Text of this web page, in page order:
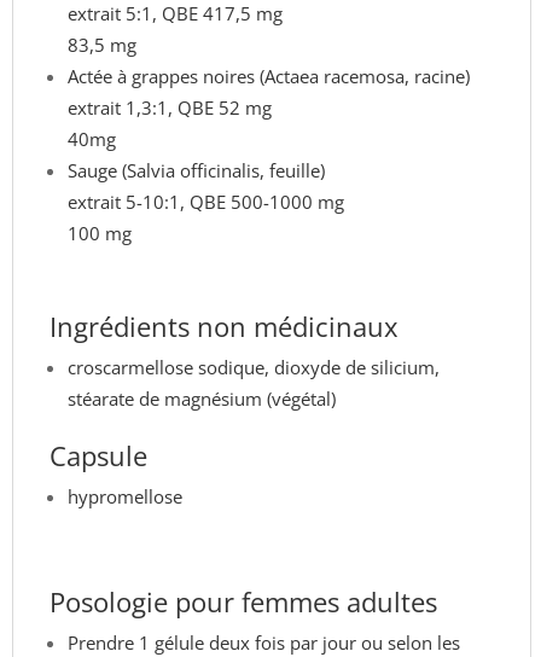
extrait 5:1, QBE 417,5 mg
83,5 mg
Actée à grappes noires (Actaea racemosa, racine)
extrait 1,3:1, QBE 52 mg
40mg
Sauge (Salvia officinalis, feuille)
extrait 5-10:1, QBE 500-1000 mg
100 mg
Ingrédients non médicinaux
croscarmellose sodique, dioxyde de silicium,
stéarate de magnésium (végétal)
Capsule
hypromellose
Posologie pour femmes adultes
Prendre 1 gélule deux fois par jour ou selon les